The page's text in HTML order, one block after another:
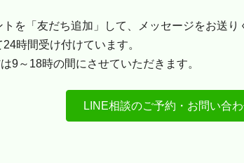
を「友だち追加」して、メッセージをお送り
時間受け付けています。
9～18時の間にさせていただきます。
LINE相談のご予約・お問い合